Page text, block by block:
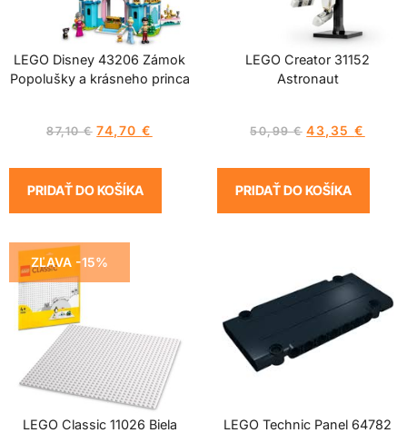
LEGO Disney 43206 Zámok
Popolušky a krásneho princa
87,10€ 74,70€
PRIDAŤ DO KOŠÍKA
LEGO Creator 31152
Astronaut
50,99€ 43,35€
PRIDAŤ DO KOŠÍKA
ZĽAVA -15%
LEGO Classic 11026 Biela
LEGO Technic Panel 64782